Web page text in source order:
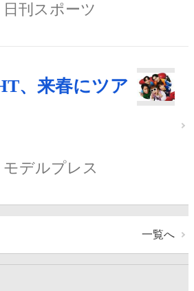
日刊スポーツ
、来春にツア
モデルプレス
一覧へ